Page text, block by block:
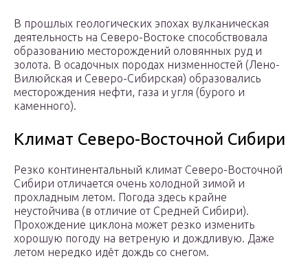
В прошлых геологических эпохах вулканическая
деятельность на Северо-Востоке способствовала
образованию месторождений оловянных руд и
золота. В осадочных породах низменностей (Лено-
Вилюйская и Северо-Сибирская) образовались
месторождения нефти, газа и угля (бурого и
каменного).
Климат Северо-Восточной Сибири
Резко континентальный климат Северо-Восточной
Сибири отличается очень холодной зимой и
прохладным летом. Погода здесь крайне
неустойчива (в отличие от Средней Сибири).
Прохождение циклона может резко изменить
хорошую погоду на ветреную и дождливую. Даже
летом нередко идёт дождь со снегом.